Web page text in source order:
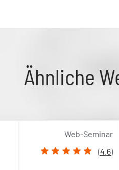
Ähnliche
Web-Seminar
(4.6)